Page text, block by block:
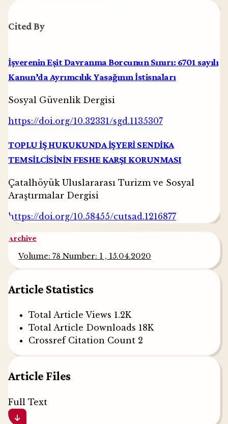
Cited By
İşverenin Eşit Davranma Borcunun Sınırı: 6701 sayılı
Kanun’da Ayrımcılık Yasağının İstisnaları
Sosyal Güvenlik Dergisi
https://doi.org/10.32331/sgd.1135307
TOPLU İŞ HUKUKUNDA İŞYERİ SENDİKA
TEMSİLCİSİNİN FESHE KARŞI KORUNMASI
Çatalhöyük Uluslararası Turizm ve Sosyal
Araştırmalar Dergisi
https://doi.org/10.58455/cutsad.1216877
Archive
Volume: 78 Number: 1 , 15.04.2020
Article Statistics
Total Article Views 1.2K
Total Article Downloads 18K
Crossref Citation Count 2
Article Files
Full Text